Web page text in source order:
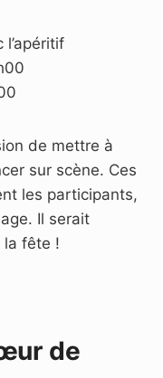
de mettre à
sur scène. Ces
les participants,
Il serait
la fête !
de